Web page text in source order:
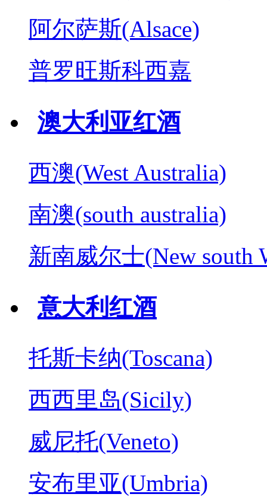
阿尔萨斯(Alsace)
普罗旺斯科西嘉
澳大利亚红酒
西澳(West Australia)
南澳(south australia)
新南威尔士(New south
意大利红酒
托斯卡纳(Toscana)
西西里岛(Sicily)
威尼托(Veneto)
安布里亚(Umbria)